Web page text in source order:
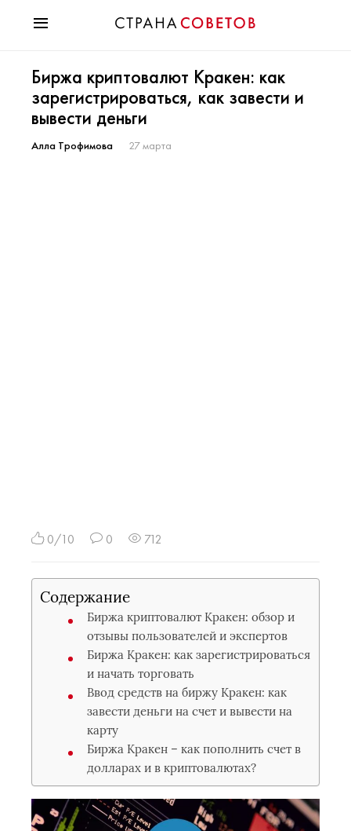
Мода
Звезды
Гороскопы
Здоровье
Биржа криптовалют Кракен: как
зарегистрироваться, как завести и
вывести деньги
Алла Трофимова 27 марта
0/10 0 712
Содержание
Биржа криптовалют Кракен: обзор и
отзывы пользователей и экспертов
Биржа Кракен: как зарегистрироваться
и начать торговать
Ввод средств на биржу Кракен: как
завести деньги на счет и вывести на
карту
Биржа Кракен – как пополнить счет в
долларах и в криптовалютах?